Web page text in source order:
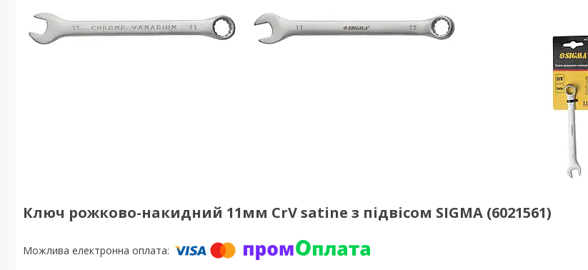
Ключ рожково-накидний 11мм CrV satine з підвісом SIGMA (6021561)